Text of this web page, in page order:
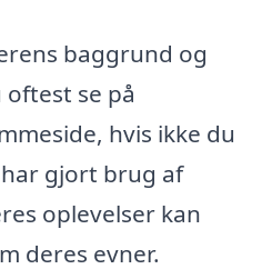
baggrund og
se på
hvis ikke du
gjort brug af
oplevelser kan
deres evner.